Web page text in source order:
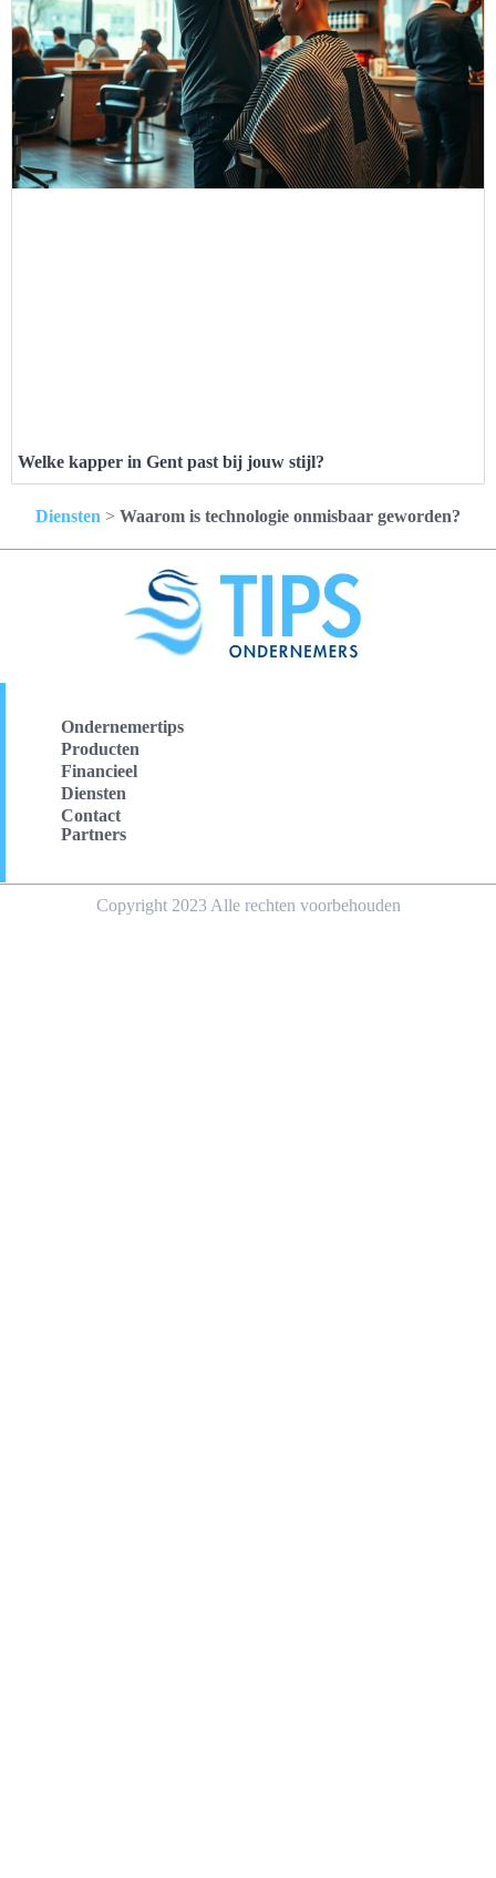
Welke kapper in Gent past bij jouw stijl?
Diensten > Waarom is technologie onmisbaar geworden?
Ondernemertips
Producten
Financieel
Diensten
Contact
Partners
Copyright 2023 Alle rechten voorbehouden